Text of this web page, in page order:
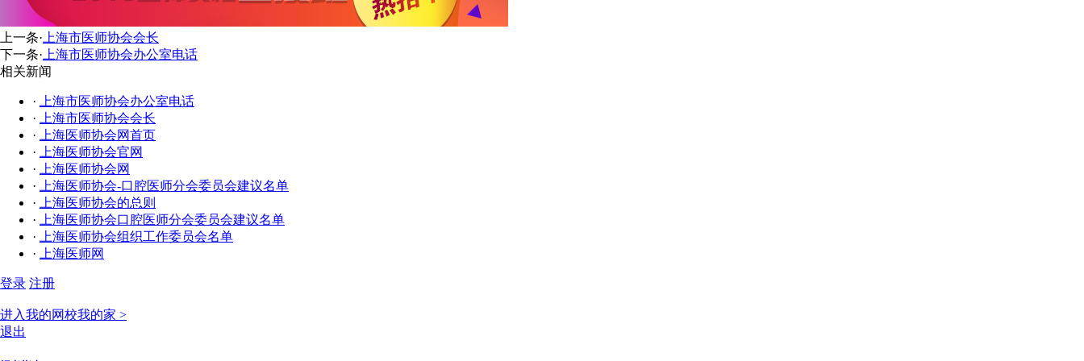
上一条· 上海市医师协会会长
下一条· 上海市医师协会办公室电话
相关新闻
·
上海市医师协会办公室电话
·
上海市医师协会会长
·
上海医师协会网首页
·
上海医师协会官网
·
上海医师协会网
·
上海医师协会-口腔医师分会委员会建议名单
·
上海医师协会的总则
·
上海医师协会口腔医师分会委员会建议名单
·
上海医师协会组织工作委员会名单
·
上海医师网
登录 注册
进入我的网校我的家 >
退出